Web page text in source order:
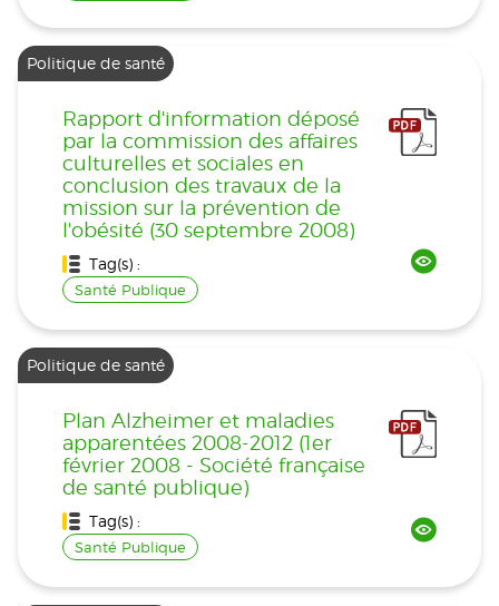
Politique de santé
Rapport d'information déposé
par la commission des affaires
culturelles et sociales en
conclusion des travaux de la
mission sur la prévention de
l'obésité (30 septembre 2008)
Tag(s) :
Santé Publique
Politique de santé
Plan Alzheimer et maladies
apparentées 2008-2012 (1er
février 2008 - Société française
de santé publique)
Tag(s) :
Santé Publique